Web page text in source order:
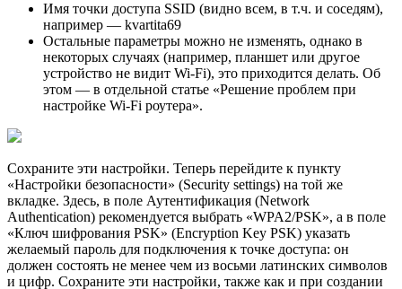
Имя точки доступа SSID (видно всем, в т.ч. и соседям),
например — kvartita69
Остальные параметры можно не изменять, однако в
некоторых случаях (например, планшет или другое
устройство не видит Wi-Fi), это приходится делать. Об
этом — в отдельной статье «Решение проблем при
настройке Wi-Fi роутера».
Сохраните эти настройки. Теперь перейдите к пункту
«Настройки безопасности» (Security settings) на той же
вкладке. Здесь, в поле Аутентификация (Network
Authentication) рекомендуется выбрать «WPA2/PSK», а в поле
«Ключ шифрования PSK» (Encryption Key PSK) указать
желаемый пароль для подключения к точке доступа: он
должен состоять не менее чем из восьми латинских символов
и цифр. Сохраните эти настройки, также как и при создании